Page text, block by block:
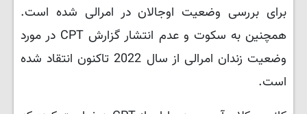
برای بررسی وضعیت اوجالان در امرالی شده است.
همچنین به سکوت و عدم انتشار گزارش CPT در مورد
وضعیت زندان امرالی از سال 2022 تاکنون انتقاد شده
است.